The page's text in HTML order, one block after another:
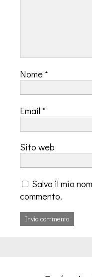
Nome *
Email *
Sito web
Salva il mio
commento.